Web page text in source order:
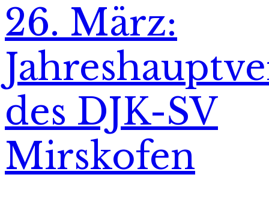
26. März:
des DJK-SV
Mirskofen